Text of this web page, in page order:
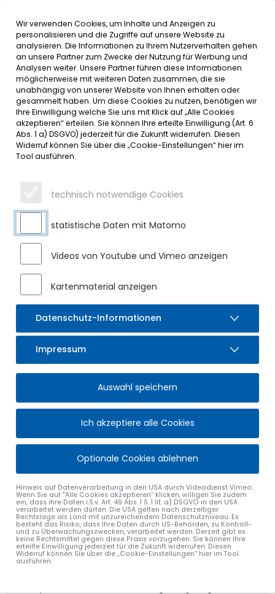
Inhalt der Seite anspringen
Informationen undMENÜ
SERVICE
AMTLICHE BEKANNTMACHUNGEN
Montag, 15.05.2023
Aus der öffentlichen Marktgemeinderatssitzung vom 27.
Bei der öffentlichen Sitzung des Marktgemeinderates
Sulzberg am 27. April 2023 wurden folgende Themen
behandelt:
Betreuungssituation in den Kindergärten und
Kinderkrippen in Sulzberg
Im Bereich des Kindergartens und der Kinderkrippe wird es in
Sulzberg im kommenden Be-treuungsjahr einen erheblich
über dem Angebot liegenden Betreuungsbedarf geben.
Regelgruppen und 20 Kinder nicht in die Krip-pengruppen
aufgenommen werden. Diese Entwicklung konnte nicht
vorhergesehen werden. Mögliche Gründe sind die sehr
starken Geburtenjahrgänge der letzten Jahre sowie die
hohe Rückstellungszahl der sogenannten „Korridorkinder“ –
gemeint sind Kinder, die zwischen 1. Juli und 30. September
sechs Jahre alt werden. Bei ihnen dürfen die
Erziehungsberechtigten entscheiden, ob sie im selben oder
im darauffolgenden Jahr eingeschult werden.
Mögliche Einrichtung einer Großtagespflege als
kurzfristige Maßnahme
Die Verwaltung stellte folgende Lösungsansätze vor, mit
denen die Situation verbessert werden könnte: die
Errichtung einer Großtagespflege, die Errichtung einer Mini-
Kita, die Er-weiterung der bestehenden Kita, die Einstellung
zusätzlichen Personals für eine bestehende Kita und
Belegung der Krippengruppen mit 15 Kindern pro Gruppe, die
Erweiterung der Be-triebserlaubnis für den
Wir verwenden Cookies, um Inhalte und Anzeigen zu
personalisieren und die Zugriffe auf unsere Website zu
analysieren. Die Informationen zu Ihrem Nutzerverhalten gehen
an unsere Partner zum Zwecke der Nutzung für Werbung und
Analysen weiter. Unsere Partner führen diese Informationen
möglicherweise mit weiteren Daten zusammen, die sie
unabhängig von unserer Website von Ihnen erhalten oder
gesammelt haben. Um diese Cookies zu nutzen, benötigen wir
Ihre Einwilligung welche Sie uns mit Klick auf „Alle Cookies
akzeptieren“ erteilen. Sie können Ihre erteilte Einwilligung (Art. 6
Abs. 1 a) DSGVO) jederzeit für die Zukunft widerrufen. Diesen
Widerruf können Sie über die „Cookie-Einstellungen“ hier im
Tool ausführen.
technisch notwendige Cookies
statistische Daten mit Matomo
Videos von Youtube und Vimeo anzeigen
Kartenmaterial anzeigen
Datenschutz-Informationen
Impressum
Auswahl speichern
Ich akzeptiere alle Cookies
Optionale Cookies ablehnen
Hinweis auf Datenverarbeitung in den USA durch Videodienst Vimeo:
Wenn Sie auf "Alle Cookies akzeptieren“ klicken, willigen Sie zudem
ein, dass ihre Daten i.S.v. Art. 49 Abs. 1 S. 1 lit. a) DSGVO in den USA
verarbeitet werden dürfen. Die USA gelten nach derzeitiger
Rechtslage als Land mit unzureichendem Datenschutzniveau. Es
besteht das Risiko, dass Ihre Daten durch US-Behörden, zu Kontroll-
und zu Überwachungszwecken, verarbeitet werden. Derzeit gibt es
keine Rechtsmittel gegen diese Praxis vorzugehen. Sie können Ihre
erteilte Einwilligung jederzeit für die Zukunft widerrufen. Diesen
Widerruf können Sie über die „Cookie-Einstellungen“ hier im Tool
ausführen.